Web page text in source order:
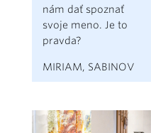
nám dať spoznať
svoje meno. Je to
pravda?
MIRIAM, SABINOV